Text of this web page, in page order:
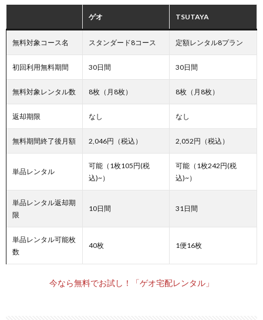
ゲオ TSUTAYA
無料対象コース名 スタンダード8コース 定額レンタル8プラン
初回利用無料期間 30日間 30日間
無料対象レンタル数 8枚（月8枚） 8枚（月8枚）
返却期限 なし なし
無料期間終了後月額 2,046円（税込） 2,052円（税込）
単品レンタル
可能（1枚105円(税
込)~）
可能（1枚242円(税
込)~）
単品レンタル返却期
限
10日間 31日間
単品レンタル可能枚
数
40枚 1便16枚
今なら無料でお試し！「ゲオ宅配レンタル」